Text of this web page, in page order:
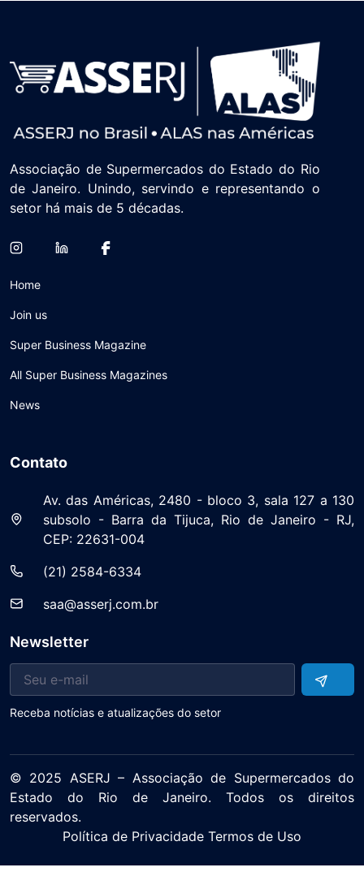
Associação de Supermercados do Estado do Rio
de Janeiro. Unindo, servindo e representando o
setor há mais de 5 décadas.
Home
Join us
Super Business Magazine
All Super Business Magazines
News
Contato
Av. das Américas, 2480 - bloco 3, sala 127 a 130
subsolo - Barra da Tijuca, Rio de Janeiro - RJ,
CEP: 22631-004
(21) 2584-6334
saa@asserj.com.br
Newsletter
Receba notícias e atualizações do setor
© 2025 ASERJ – Associação de Supermercados do
Estado do Rio de Janeiro. Todos os direitos
reservados.
Política de Privacidade Termos de Uso